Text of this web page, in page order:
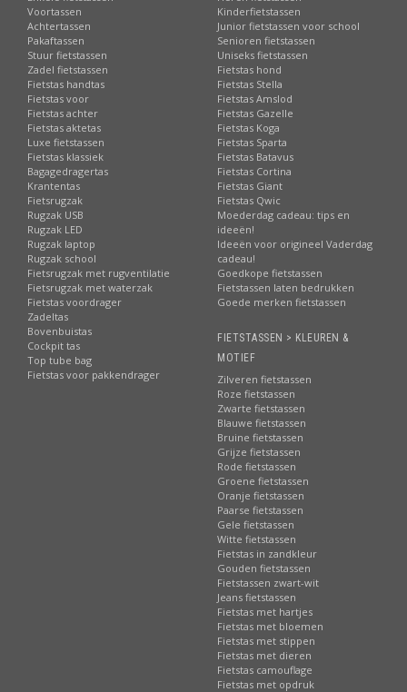
Directe verzending:
uit eigen voorraad |ook afhalen!
Sterk in productkennis:
beste advies en informatie
Betrouwbare levering:
via PostNL
Uitstekende service
en online bereikbaarheid
Beste reviews:
zeer hoge waardering van onze klanten
Riant assortiment:
elk merk, elk type fietstas!
Kijk verder voor
schoudertassen voor fiets en e-bike, met
inhoud van 10 tot 20 liter.
Voortassen
Achtertassen
Pakaftassen
Stuur fietstassen
Zadel fietstassen
Fietstas handtas
Fietstas voor
Fietstas achter
Fietstas aktetas
Luxe fietstassen
Fietstas klassiek
Bagagedragertas
Krantentas
Fietsrugzak
Rugzak USB
Rugzak LED
Rugzak laptop
Rugzak school
Fietsrugzak met rugventilatie
Fietsrugzak met waterzak
Fietstas voordrager
Zadeltas
Bovenbuistas
Cockpit tas
Top tube bag
Fietstas voor pakkendrager
Kinderfietstassen
Junior fietstassen voor school
Senioren fietstassen
Uniseks fietstassen
Fietstas hond
Fietstas Stella
Fietstas Amslod
Fietstas Gazelle
Fietstas Koga
Fietstas Sparta
Fietstas Batavus
Fietstas Cortina
Fietstas Giant
Fietstas Qwic
Moederdag cadeau: tips en
ideeën!
Ideeën voor origineel Vaderdag
cadeau!
Goedkope fietstassen
Fietstassen laten bedrukken
Goede merken fietstassen
FIETSTASSEN > KLEUREN &
MOTIEF
Zilveren fietstassen
Roze fietstassen
Zwarte fietstassen
Blauwe fietstassen
Bruine fietstassen
Grijze fietstassen
Rode fietstassen
Groene fietstassen
Oranje fietstassen
Paarse fietstassen
Gele fietstassen
Witte fietstassen
Fietstas in zandkleur
Gouden fietstassen
Fietstassen zwart-wit
Jeans fietstassen
Fietstas met hartjes
Fietstas met bloemen
Fietstas met stippen
Fietstas met dieren
Fietstas camouflage
Fietstas met opdruk